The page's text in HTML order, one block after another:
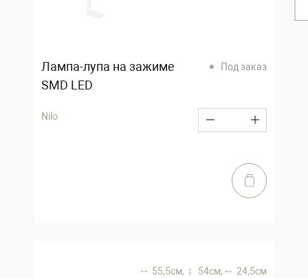
Лампа-лупа на зажиме
SMD LED
Под заказ
Nilo
55,5 см, 54 см, 24,5 см